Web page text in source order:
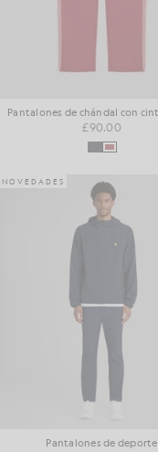
£90.00
NOVEDADES
Pantalones de deporte